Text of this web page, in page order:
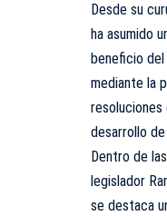
Desde su
ha asumido
beneficio
mediante la
resoluciones
desarrollo
Dentro de
legislador
se destaca